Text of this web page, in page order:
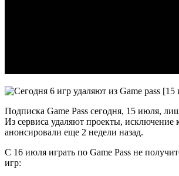
Подписка Game Pass сегодня, 15 июля,
Из сервиса удаляют проекты, исключение
анонсировали еще 2 недели назад.
С 16 июля играть по Game Pass не
игр: